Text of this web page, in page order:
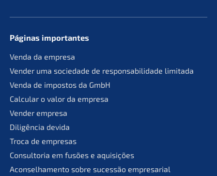
Páginas importan­tes
Venda da empresa
Vender uma socie­da­de de responsa­bil­ida­de limitada
Venda de impos­tos da GmbH
Calcu­lar o valor da empresa
Vender empre­sa
Diligên­cia devida
Troca de empresas
Consult­oria em fusões e aquisições
Aconsel­ha­men­to sobre suces­são empresarial